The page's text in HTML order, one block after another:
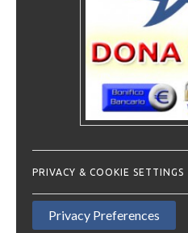
PRIVACY & COOKIE SETTINGS
Privacy Preferences